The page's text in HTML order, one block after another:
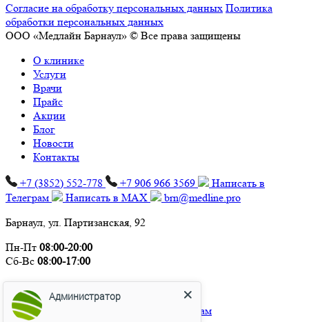
Согласие на обработку персональных данных Политика
обработки персональных данных
ООО «Медлайн Барнаул» © Все права защищены
О клинике
Услуги
Врачи
Прайс
Акции
Блог
Новости
Контакты
+7 (3852) 552‑778
+7 906 966 3569
Написать в
Телеграм
Написать в MAX
brn@medline.pro
Барнаул, ул. Партизанская, 92
Пн-Пт 08:00-20:00
Сб-Вс 08:00-17:00
Мы в соцсетях:Администратор